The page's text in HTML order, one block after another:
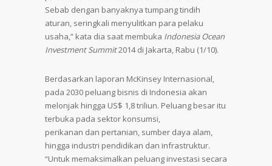
Sebab dengan banyaknya tumpang tindih
aturan, seringkali menyulitkan para pelaku
usaha,” kata dia saat membuka Indonesia Ocean
Investment Summit2014 di Jakarta, Rabu (1/10).
Berdasarkan laporan McKinsey Internasional,
pada 2030 peluang bisnis di Indonesia akan
melonjak hingga US$ 1,8 triliun. Peluang besar itu
terbuka pada sektor konsumsi,
perikanan dan pertanian, sumber daya alam,
hingga industri pendidikan dan infrastruktur.
“Untuk memaksimalkan peluang investasi secara